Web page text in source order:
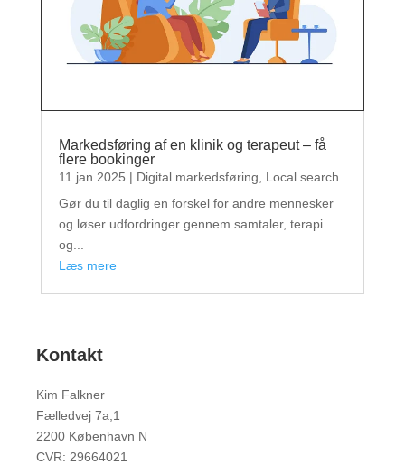
Markedsføring af en klinik og terapeut – få
flere bookinger
11 jan 2025 | Digital markedsføring
Local search
Gør du til daglig en forskel for andre mennesker
og løser udfordringer gennem samtaler, terapi
og...
læs mere
Kontakt
Kim Falkner
Fælledvej 7a,1
2200 København N
CVR: 29664021